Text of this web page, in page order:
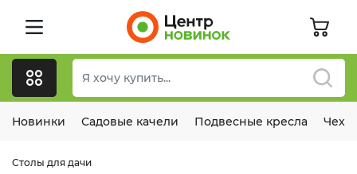
Новинки Садовые качели Подвесные кресла
Столы для дачи